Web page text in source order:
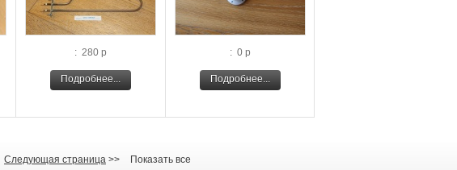
: 280 р
Подробнее...
: 0 р
Подробнее...
Следующая страница >> Показать все